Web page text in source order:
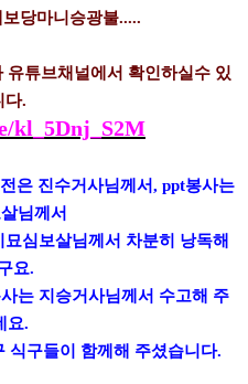
당마니승광불.....
튜브채널에서 확인하실수 있
다.
kl_5Dnj_S2M
은 진수거사님께서, ppt봉사는
님께서
심보살님께서 차분히 낭독해
요.
는 지승거사님께서 수고해 주
요.
식구들이 함께해 주셨습니다.